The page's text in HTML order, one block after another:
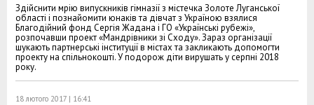
Здійснити мрію випускників гімназії з містечка Золоте Луганської
області і познайомити юнаків та дівчат з Україною взялися
Благодійний фонд Сергія Жадана і ГО «Українські рубежі»,
розпочавши проект «Мандрівники зі Сходу». Зараз організації
шукають партнерські інституції в містах та закликають допомогти
проекту на спільнокошті. У подорож діти вирушать у серпні 2018
року.
18 лютого 2017 | 16:41